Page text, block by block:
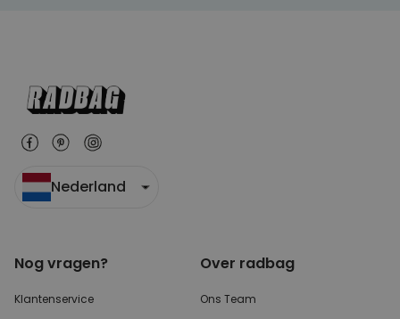
Nederland
Nog vragen?
Klantenservice
Over radbag
Ons Team